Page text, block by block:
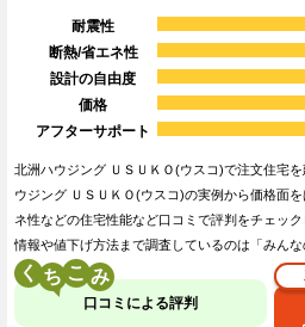
耐震性
断熱/省エネ性
設計の自由度
価格
アフターサポート
北洲ハウジング ＵＳＵＫＯ(ウスコ)で注文住宅
ウジング ＵＳＵＫＯ(ウスコ)の実例から価格面
ネ性などの住宅性能など口コミで評判をチェッ
情報や値下げ方法まで調査しているのは「みん
く こ
口コミによる評判